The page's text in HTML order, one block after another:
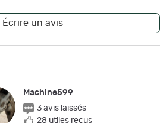
Écrire un avis
Machine599
3 avis laissés
28 utiles reçus